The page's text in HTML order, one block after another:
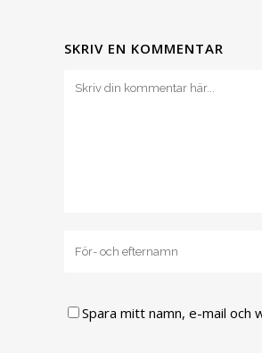
SKRIV EN KOMMENTAR
Spara mitt namn, e-mail och